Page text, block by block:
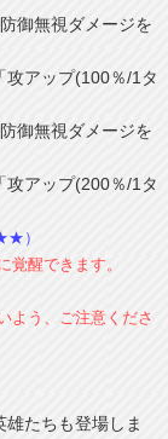
無視ダメージを
プ(100％/1タ
御無視ダメージを
プ(200％/1タ
）
醒できます。
よう、ご注意くださ
たちも登場しま